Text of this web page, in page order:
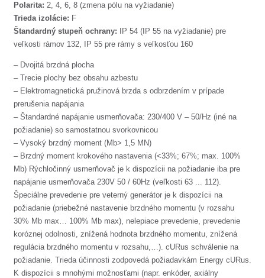
Polarita: 2, 4, 6, 8 (zmena pólu na vyžiadanie)
Trieda izolácie: F
Štandardný stupeň ochrany: IP 54 (IP 55 na vyžiadanie) pre
veľkosti rámov 132, IP 55 pre rámy s veľkosťou 160
– Dvojitá brzdná plocha
– Trecie plochy bez obsahu azbestu
– Elektromagnetická pružinová brzda s odbrzdením v prípade
prerušenia napájania
– Štandardné napájanie usmerňovača: 230/400 V – 50/Hz (iné na
požiadanie) so samostatnou svorkovnicou
– Vysoký brzdný moment (Mb> 1,5 MN)
– Brzdný moment krokového nastavenia (<33%; 67%; max. 100%
Mb) Rýchločinný usmerňovač je k dispozícii na požiadanie iba pre
napájanie usmerňovača 230V 50 / 60Hz (veľkosti 63 ... 112).
Špeciálne prevedenie pre veterný generátor je k dispozícii na
požiadanie (priebežné nastavenie brzdného momentu (v rozsahu
30% Mb max… 100% Mb max), nelepiace prevedenie, prevedenie
koróznej odolnosti, znížená hodnota brzdného momentu, znížená
regulácia brzdného momentu v rozsahu,…). cURus schválenie na
požiadanie. Trieda účinnosti zodpovedá požiadavkám Energy cURus.
K dispozícii s mnohými možnosťami (napr. enkóder, axiálny